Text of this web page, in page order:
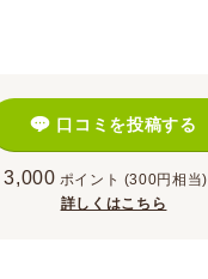
口コミを投稿する
3,000 ポイント (300円相当)
詳しくはこちら